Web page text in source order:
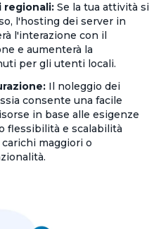
regionali: Se la tua attività si
l'hosting dei server in
l'interazione con il
e aumenterà la
per gli utenti locali.
Il noleggio dei
consente una facile
in base alle esigenze
flessibilità e scalabilità
maggiori o